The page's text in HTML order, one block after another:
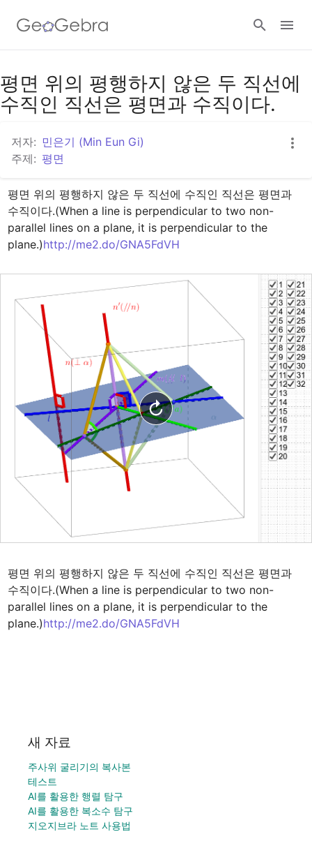
구글 클래스룸
평면 위의 평행하지 않은 두 직선에
수직인 직선은 평면과 수직이다.
저자: 민은기 (Min Eun Gi)
주제: 평면
평면 위의 평행하지 않은 두 직선에 수직인 직선은 평면과
수직이다.(When a line is perpendicular to two non-
parallel lines on a plane, it is perpendicular to the
plane.)http://me2.do/GNA5FdVH
평면 위의 평행하지 않은 두 직선에 수직인 직선은 평면과
수직이다.(When a line is perpendicular to two non-
parallel lines on a plane, it is perpendicular to the
plane.)http://me2.do/GNA5FdVH
새 자료
주사위 굴리기의 복사본
테스트
AI를 활용한 행렬 탐구
AI를 활용한 복소수 탐구
지오지브라 노트 사용법